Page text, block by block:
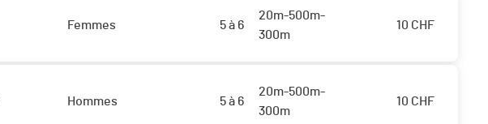
Femmes 5 à 6
20m-500m-
300m
10 CHF
Hommes 5 à 6
20m-500m-
300m
10 CHF